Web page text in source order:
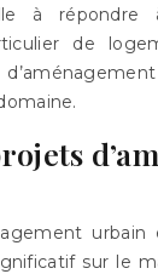
à répondre
de
sur le